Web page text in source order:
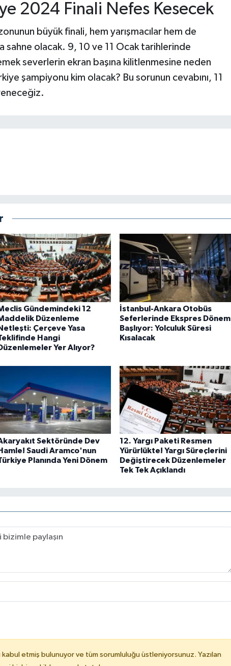
2024 Finali Nefes Kesecek
büyük finali, hem yarışmacılar hem de
sahne olacak. 9, 10 ve 11 Ocak tarihlerinde
severlerin ekran başına kilitlenmesine neden
şampiyonu kim olacak? Bu sorunun cevabını, 11
Gündemindeki 12
Düzenleme
Çerçeve Yasa
Hangi
Yer Alıyor?
İstanbul-Ankara Otobüs
Seferlerinde Ekspres Dönem
Başlıyor: Yolculuk Süresi
Kısalacak
Sektöründe Dev
Saudi Aramco'nun
Planında Yeni Dönem
12. Yargı Paketi Resmen
Yürürlükte! Yargı Süreçlerini
Değiştirecek Düzenlemeler
Tek Tek Açıklandı
kabul etmiş bulunuyor ve tüm sorumluluğu üstleniyorsunuz. Yazılan